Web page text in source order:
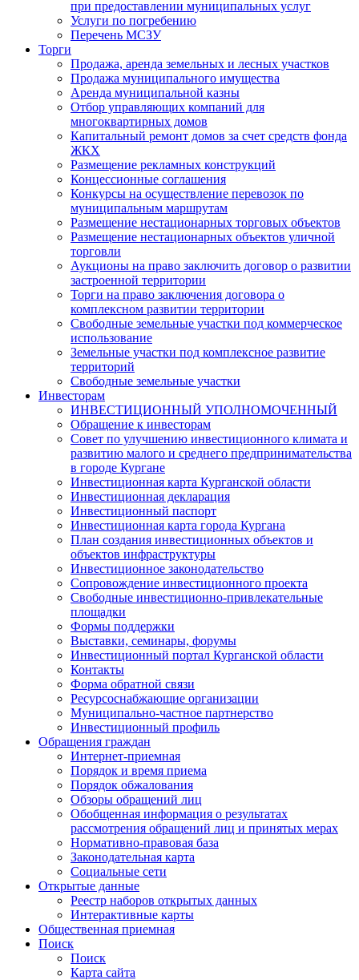
при предоставлении муниципальных услуг
Услуги по погребению
Перечень МСЗУ
Торги
Продажа, аренда земельных и лесных участков
Продажа муниципального имущества
Аренда муниципальной казны
Отбор управляющих компаний для
многоквартирных домов
Капитальный ремонт домов за счет средств фонда
ЖКХ
Размещение рекламных конструкций
Концессионные соглашения
Конкурсы на осуществление перевозок по
муниципальным маршрутам
Размещение нестационарных торговых объектов
Размещение нестационарных объектов уличной
торговли
Аукционы на право заключить договор о развитии
застроенной территории
Торги на право заключения договора о
комплексном развитии территории
Свободные земельные участки под коммерческое
использование
Земельные участки под комплексное развитие
территорий
Свободные земельные участки
Инвесторам
ИНВЕСТИЦИОННЫЙ УПОЛНОМОЧЕННЫЙ
Обращение к инвесторам
Совет по улучшению инвестиционного климата и
развитию малого и среднего предпринимательства
в городе Кургане
Инвестиционная карта Курганской области
Инвестиционная декларация
Инвестиционный паспорт
Инвестиционная карта города Кургана
План создания инвестиционных объектов и
объектов инфраструктуры
Инвестиционное законодательство
Сопровождение инвестиционного проекта
Свободные инвестиционно-привлекательные
площадки
Формы поддержки
Выставки, семинары, форумы
Инвестиционный портал Курганской области
Контакты
Форма обратной связи
Ресурсоснабжающие организации
Муниципально-частное партнерство
Инвестиционный профиль
Обращения граждан
Интернет-приемная
Порядок и время приема
Порядок обжалования
Обзоры обращений лиц
Обобщенная информация о результатах
рассмотрения обращений лиц и принятых мерах
Нормативно-правовая база
Законодательная карта
Социальные сети
Открытые данные
Реестр наборов открытых данных
Интерактивные карты
Общественная приемная
Поиск
Поиск
Карта сайта